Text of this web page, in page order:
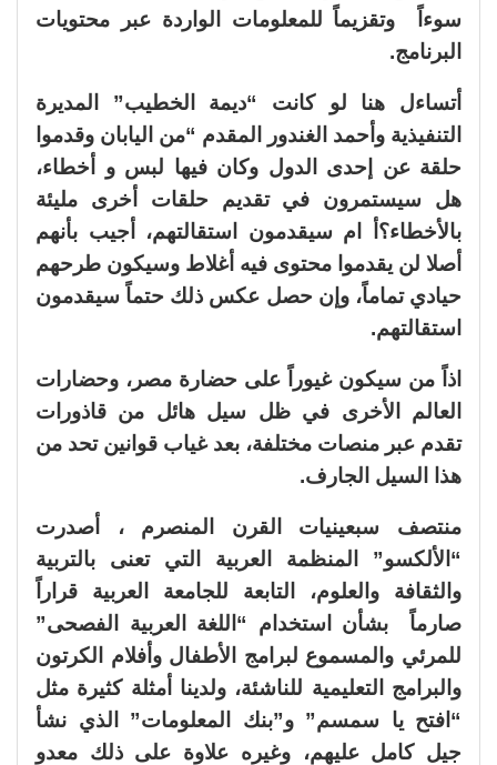
سوءاً وتقزيماً للمعلومات الواردة عبر محتويات
البرنامج.
أتساءل هنا لو كانت “ديمة الخطيب” المديرة
التنفيذية وأحمد الغندور المقدم “من اليابان وقدموا
حلقة عن إحدى الدول وكان فيها لبس و أخطاء،
هل سيستمرون في تقديم حلقات أخرى مليئة
بالأخطاء؟أ ام سيقدمون استقالتهم، أجيب بأنهم
أصلا لن يقدموا محتوى فيه أغلاط وسيكون طرحهم
حيادي تماماً، وإن حصل عكس ذلك حتماً سيقدمون
استقالتهم.
اذاً من سيكون غيوراً على حضارة مصر، وحضارات
العالم الأخرى في ظل سيل هائل من قاذورات
تقدم عبر منصات مختلفة، بعد غياب قوانين تحد من
هذا السيل الجارف.
منتصف سبعينيات القرن المنصرم ، أصدرت
“الألكسو” المنظمة العربية التي تعنى بالتربية
والثقافة والعلوم، التابعة للجامعة العربية قراراً
صارماً بشأن استخدام “اللغة العربية الفصحى”
للمرئي والمسموع لبرامج الأطفال وأفلام الكرتون
والبرامج التعليمية للناشئة، ولدينا أمثلة كثيرة مثل
“افتح يا سمسم” و”بنك المعلومات” الذي نشأ
جيل كامل عليهم، وغيره علاوة على ذلك معدو